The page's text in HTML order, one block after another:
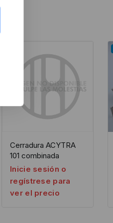
Cerradura ACYTRA
101 combinada
Inicie sesión o
regístrese para
ver el precio